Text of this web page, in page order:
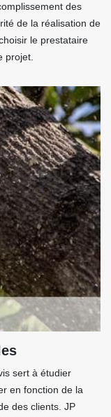
des
de la réalisation de
le prestataire
projet.
sert à étudier
en fonction de la
des clients. JP